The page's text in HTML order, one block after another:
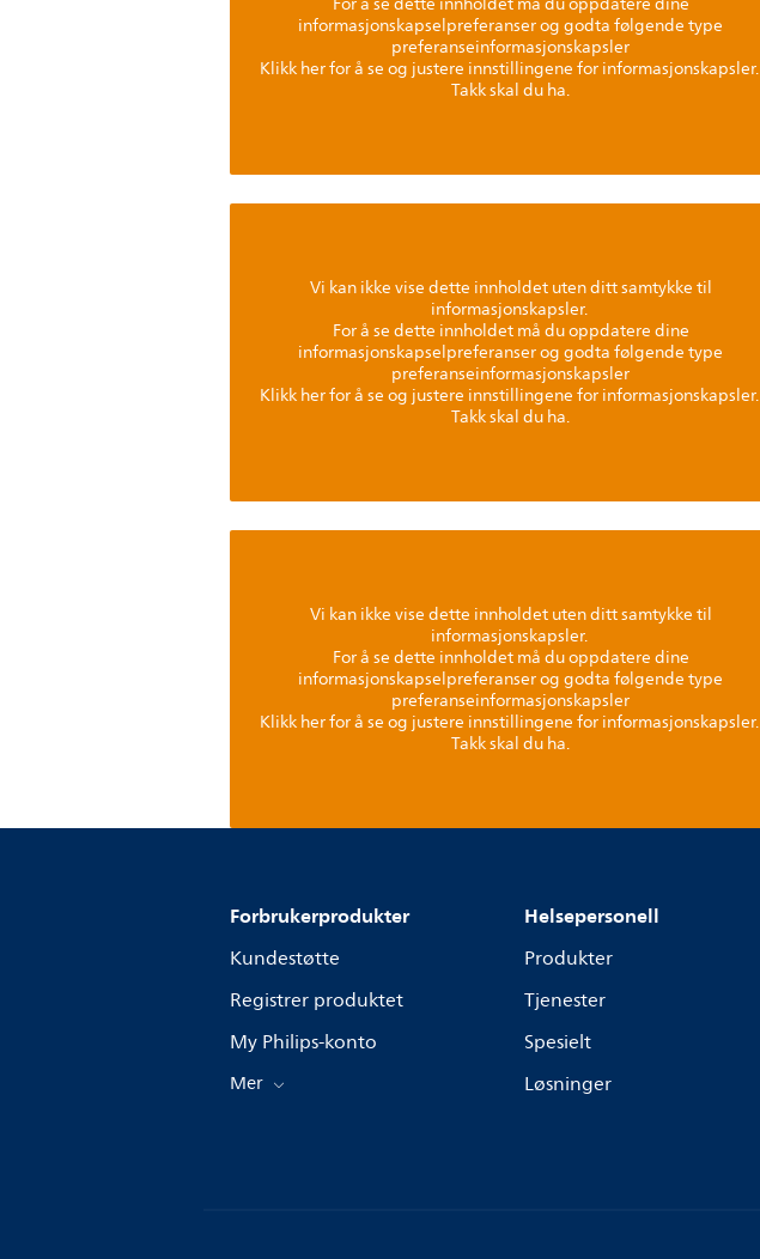
informasjonskapselpreferanser og godta følgende type
preferanseinformasjonskapsler
Klikk her for å se og justere innstillingene for informasjonskapsler.
Takk skal du ha.
Vi kan ikke vise dette innholdet uten ditt samtykke til
informasjonskapsler.
For å se dette innholdet må du oppdatere dine
informasjonskapselpreferanser og godta følgende type
preferanseinformasjonskapsler
Klikk her for å se og justere innstillingene for informasjonskapsler.
Takk skal du ha.
Vi kan ikke vise dette innholdet uten ditt samtykke til
informasjonskapsler.
For å se dette innholdet må du oppdatere dine
informasjonskapselpreferanser og godta følgende type
preferanseinformasjonskapsler
Klikk her for å se og justere innstillingene for informasjonskapsler.
Takk skal du ha.
Forbrukerprodukter
Kundestøtte
Registrer produktet
My Philips-konto
Mer
Helsepersonell
Produkter
Tjenester
Spesielt
Løsninger